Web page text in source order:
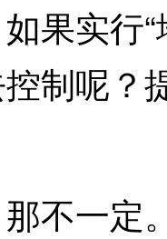
实行“
制呢？
一定